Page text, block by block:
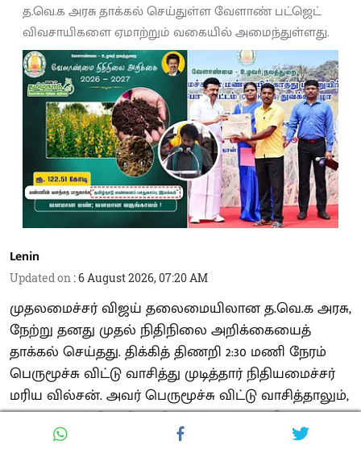
த.வெ.க அரசு தாக்கல் செய்துள்ள வேளாண் பட்ஜெட்
விவசாயிகளை ஏமாற்றும் வகையில் அமைந்துள்ளது.
Lenin
Updated on :6 August 2026, 07:20 AM
முதலமைச்சர் விஜய் தலைமையிலான த.வெ.க அரசு,
நேற்று தனது முதல் நிதிநிலை அறிக்கையைத்
தாக்கல் செய்தது. திக்கித் திணறி 2:30 மணி நேரம்
பெருமூச்சு விட்டு வாசித்து முடித்தார் நிதியமைச்சர்
மரிய வில்சன். அவர் பெருமூச்சு விட்டு வாசித்தாலும்,
மக்களுக்குக் கொடுத்த தேர்தல் வாக்குறுதிகளான
மகளிர் உரிமைத் தொகை ரூ. 2500, 6 சிலிண்டர்கள்